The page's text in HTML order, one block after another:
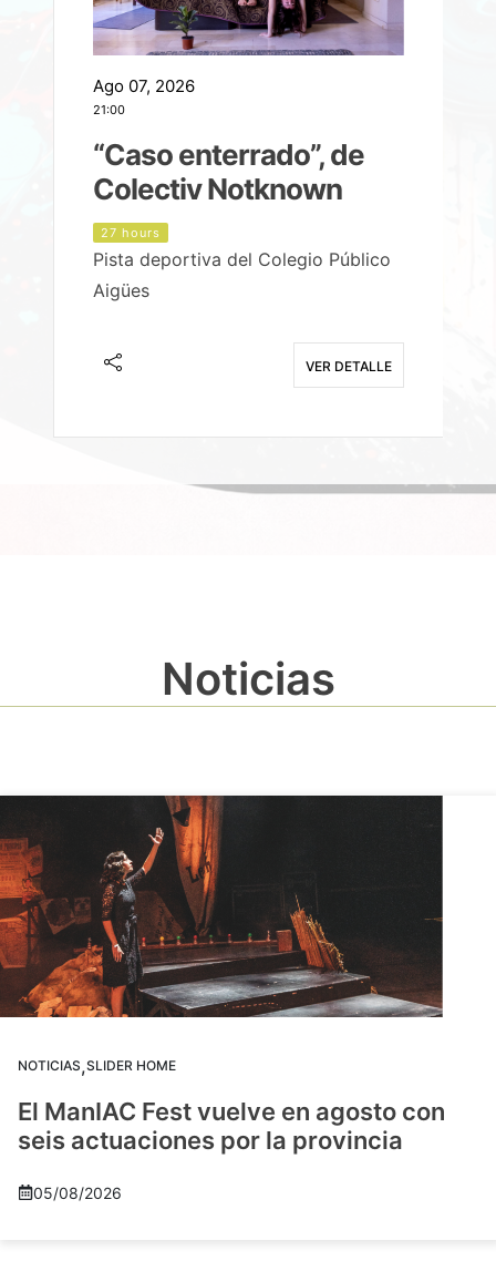
Ago 07, 2026
21:00
“Caso enterrado”, de
Colectiv Notknown
27 hours
Pista deportiva del Colegio Público
Aigües
VER DETALLE
Noticias
NOTICIAS,SLIDER HOME
El ManIAC Fest vuelve en agosto con
seis actuaciones por la provincia
05/08/2026